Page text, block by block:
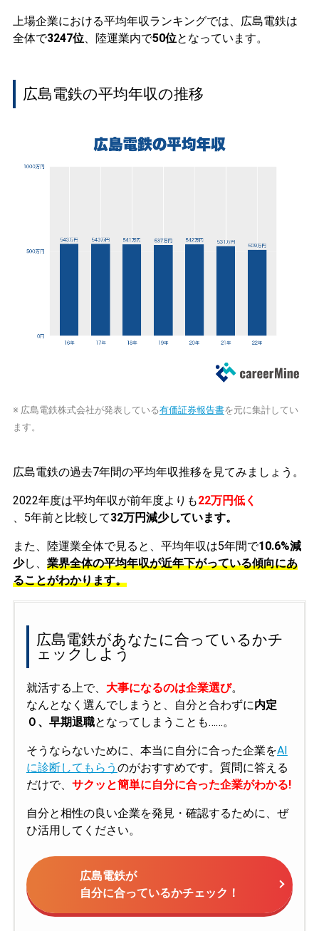
上場企業における平均年収ランキングでは、広島電鉄は
全体で3247位、陸運業内で50位となっています。
広島電鉄の平均年収の推移
※ 広島電鉄株式会社が発表している有価証券報告書を元に集計してい
ます。
広島電鉄の過去7年間の平均年収推移を見てみましょう。
2022年度は平均年収が前年度よりも22万円低く
、5年前と比較して32万円減少しています。
また、陸運業全体で見ると、平均年収は5年間で10.6%減
少し、 業界全体の平均年収が近年下がっている傾向にあ
ることがわかります。
広島電鉄があなたに合っているかチ
ェックしよう
就活する上で、 大事になるのは企業選び。
なんとなく選んでしまうと、自分と合わずに内定
０、早期退職となってしまうことも……。
そうならないために、本当に自分に合った企業をAI
に診断してもらう のがおすすめです。質問に答える
だけで、 サクッと簡単に自分に合った企業がわかる!
自分と相性の良い企業を発見・確認するために、ぜ
ひ活用してください。
広島電鉄が
自分に合っているかチェック！